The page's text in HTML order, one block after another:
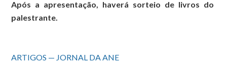
Após a apresentação, haverá sorteio de livros do
palestrante.
ARTIGOS — JORNAL DA ANE